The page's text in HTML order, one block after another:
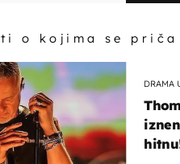
o kojima se priča
DRAMA